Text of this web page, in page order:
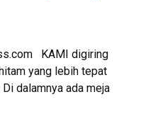
KAMI digiring
yang lebih tepat
dalamnya ada meja